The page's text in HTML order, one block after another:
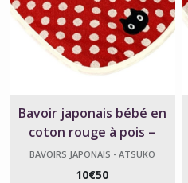
Bavoir japonais bébé en
coton rouge à pois –
Atsuko Matano
BAVOIRS JAPONAIS - ATSUKO
10€50